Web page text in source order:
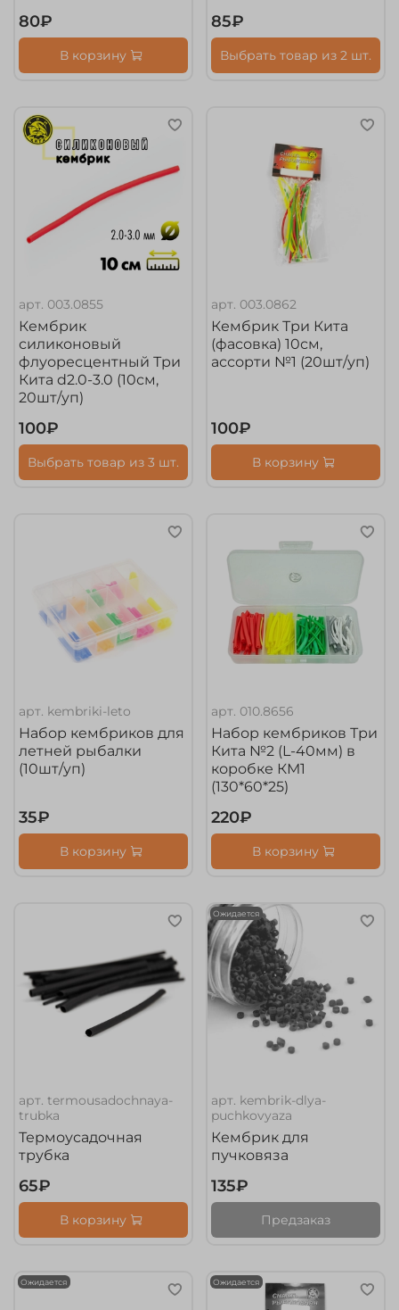
80₽
В корзину
85₽
Выбрать товар из 2 шт.
арт. 003.0855
Кембрик
силиконовый
флуоресцентный Три
Кита d2.0-3.0 (10см,
20шт/уп)
100₽
Выбрать товар из 3 шт.
арт. 003.0862
Кембрик Три Кита
(фасовка) 10см,
ассорти №1 (20шт/уп)
100₽
В корзину
арт. kembriki-leto
Набор кембриков для
летней рыбалки
(10шт/уп)
35₽
В корзину
арт. 010.8656
Набор кембриков Три
Кита №2 (L-40мм) в
коробке КМ1
(130*60*25)
220₽
В корзину
арт.termousadochnaya-
trubka
Термоусадочная
трубка
65₽
В корзину
Ожидается
арт. kembrik-dlya-
puchkovyaza
Кембрик для
пучковяза
135₽
Предзаказ
Ожидается Ожидается